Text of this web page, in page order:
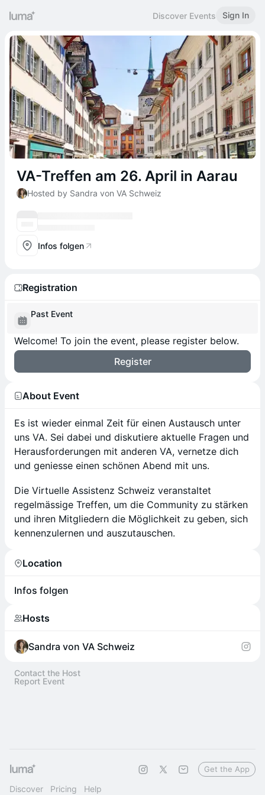
Discover Events Sign In
VA-Treffen am 26. April in Aarau
Hosted by Sandra von VA Schweiz
Infos folgen
Registration
Past Event
Welcome! To join the event, please register below.
Register
About Event
Es ist wieder einmal Zeit für einen Austausch unter
uns VA. Sei dabei und diskutiere aktuelle Fragen und
Herausforderungen mit anderen VA, vernetze dich
und geniesse einen schönen Abend mit uns.
Die Virtuelle Assistenz Schweiz veranstaltet
regelmässige Treffen, um die Community zu stärken
und ihren Mitgliedern die Möglichkeit zu geben, sich
kennenzulernen und auszutauschen.
Location
Infos folgen
Hosts
Sandra von VA Schweiz
Contact the Host
Report Event
Discover Pricing Help
Get the App